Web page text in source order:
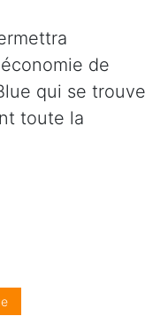
de
qui se trouve
toute la